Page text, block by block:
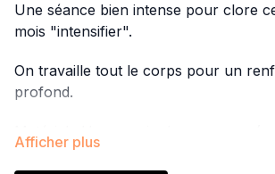
Une séance bien intense pour clore
mois "intensifier".
On travaille tout le corps pour un
profond.
soft ball